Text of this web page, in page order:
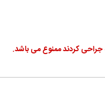
جراحی کردند ممنوع می باشد.